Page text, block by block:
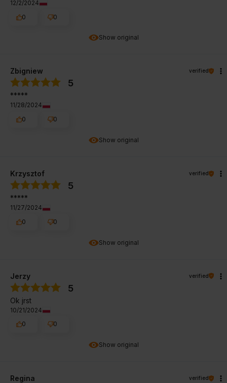
Show original
12/2/2024
0
0
Show original
Zbigniew verified
5
*****
11/28/2024
0
0
Show original
Krzysztof verified
5
*****
11/27/2024
0
0
Show original
Jerzy verified
5
Ok jrst
10/21/2024
0
0
Regina verified